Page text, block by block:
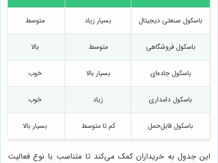
باسکول صنعتی دیجیتال بسیار زیاد متوسط
باسکول فروشگاهی متوسط بالا
باسکول جاده‌ای بسیار بالا خوب
باسکول دامداری زیاد خوب
باسکول قابل‌حمل کم تا متوسط بسیار بالا
این جدول به خریداران کمک می‌کند تا متناسب با نوع فعالیت